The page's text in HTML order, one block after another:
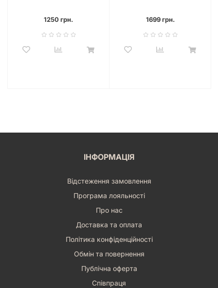
1250 грн. 1699 грн.
ІНФОРМАЦІЯ
Відстеження замовлення
Програма лояльності
Про нас
Доставка та оплата
Політика конфіденційності
Обмін та повернення
Публічна оферта
Співпраця